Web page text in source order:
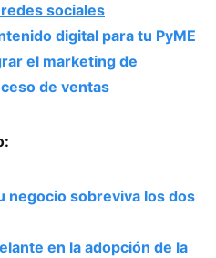
sociales
digital para tu PyME
el marketing de
de ventas
negocio sobreviva los dos
en la adopción de la